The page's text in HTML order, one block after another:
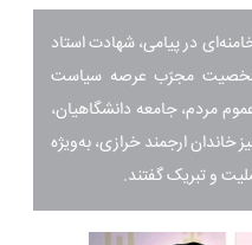
در پیامی، شهادت استاد
مجرّب عرصه سیاست
مردم، جامعه دانشگاهیان،
خاندان ارجمند خرازی، به‌ویژه
و تبریک گفتند.